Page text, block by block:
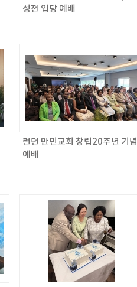
성전 입당 예배
런던 만민교회 창립20주년 기념
예배